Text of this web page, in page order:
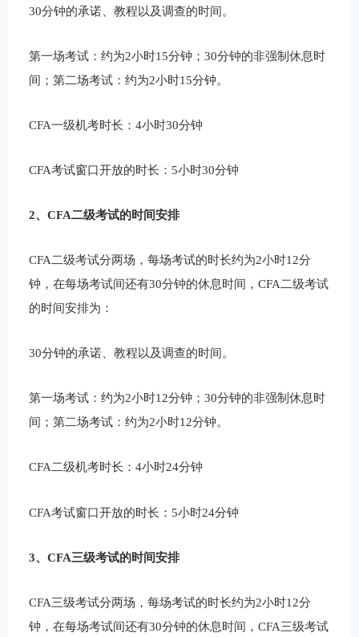
30分钟的承诺、教程以及调查的时间。
第一场考试：约为2小时15分钟；30分钟的非强制休息时
间；第二场考试：约为2小时15分钟。
CFA一级机考时长：4小时30分钟
CFA考试窗口开放的时长：5小时30分钟
2、CFA二级考试的时间安排
CFA二级考试分两场，每场考试的时长约为2小时12分
钟，在每场考试间还有30分钟的休息时间，CFA二级考试
的时间安排为：
30分钟的承诺、教程以及调查的时间。
第一场考试：约为2小时12分钟；30分钟的非强制休息时
间；第二场考试：约为2小时12分钟。
CFA二级机考时长：4小时24分钟
CFA考试窗口开放的时长：5小时24分钟
3、CFA三级考试的时间安排
CFA三级考试分两场，每场考试的时长约为2小时12分
钟，在每场考试间还有30分钟的休息时间，CFA三级考试